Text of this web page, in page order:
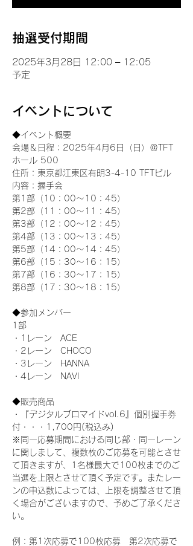
抽選受付期間
2025年3月28日 12:00 – 12:05
予定
イベントについて
◆イベント概要
会場＆日程：2025年4月6日（日）＠TFT
ホール 500
住所：東京都江東区有明3-4-10 TFTビル
内容：握手会
第1部（10：00～10：45）
第2部（11：00～11：45）
第3部（12：00～12：45）
第4部（13：00～13：45）
第5部（14：00～14：45）
第6部（15：30～16：15）
第7部（16：30～17：15）
第8部（17：30～18：15）
◆参加メンバー
1部
・1レーン　ACE
・2レーン　CHOCO
・3レーン　HANNA
・4レーン　NAVI
◆販売商品
・『デジタルブロマイドvol.6』個別握手券
付・・・1,700円(税込み)
※同一応募期間における同じ部・同一レーン
に関しまして、複数枚のご応募を可能とさせ
て頂きますが、1名様最大で100枚までのご
当選を上限とさせて頂く予定です。またレー
ンの申込数によっては、上限を調整させて頂
く場合がございますので、予めご了承くださ
い。
例：第1次応募で100枚応募　第2次応募で